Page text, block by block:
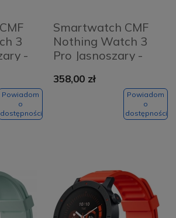
3
-
Powiadom
o
dostępności
Smartwatch CMF
Nothing Watch 3
Pro Jasnoszary -
358,00 zł
Powiadom
o
dostępności